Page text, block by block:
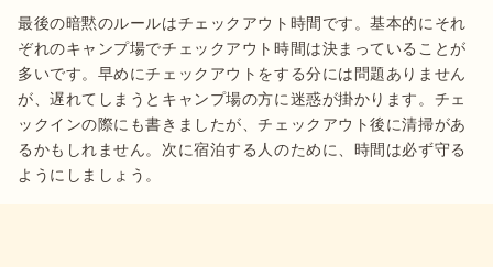
最後の暗黙のルールはチェックアウト時間です。基本的にそれ
ぞれのキャンプ場でチェックアウト時間は決まっていることが
多いです。早めにチェックアウトをする分には問題ありません
が、遅れてしまうとキャンプ場の方に迷惑が掛かります。チェ
ックインの際にも書きましたが、チェックアウト後に清掃があ
るかもしれません。次に宿泊する人のために、時間は必ず守る
ようにしましょう。